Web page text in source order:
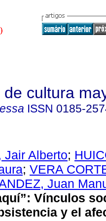
de cultura
ISSN 0185-
Jair Alberto;
; VERA
Juan
Vínculos
y el